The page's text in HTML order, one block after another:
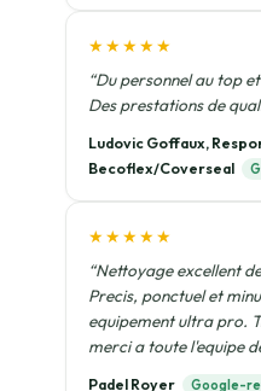
★★★★★
“Du personnel au top
Des prestations de
Ludovic Goffaux,
Becoflex/Coverseal
★★★★★
“Nettoyage excellent
Precis, ponctuel et
equipement ultra pro.
merci a toute l'equipe
Padel Royer Google-